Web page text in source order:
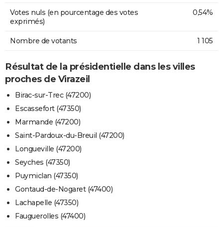
Votes nuls (en pourcentage des votes
exprimés)
0,54%
Nombre de votants 1 105
Résultat de la présidentielle dans les villes
proches de Virazeil
Birac-sur-Trec (47200)
Escassefort (47350)
Marmande (47200)
Saint-Pardoux-du-Breuil (47200)
Longueville (47200)
Seyches (47350)
Puymiclan (47350)
Gontaud-de-Nogaret (47400)
Lachapelle (47350)
Fauguerolles (47400)